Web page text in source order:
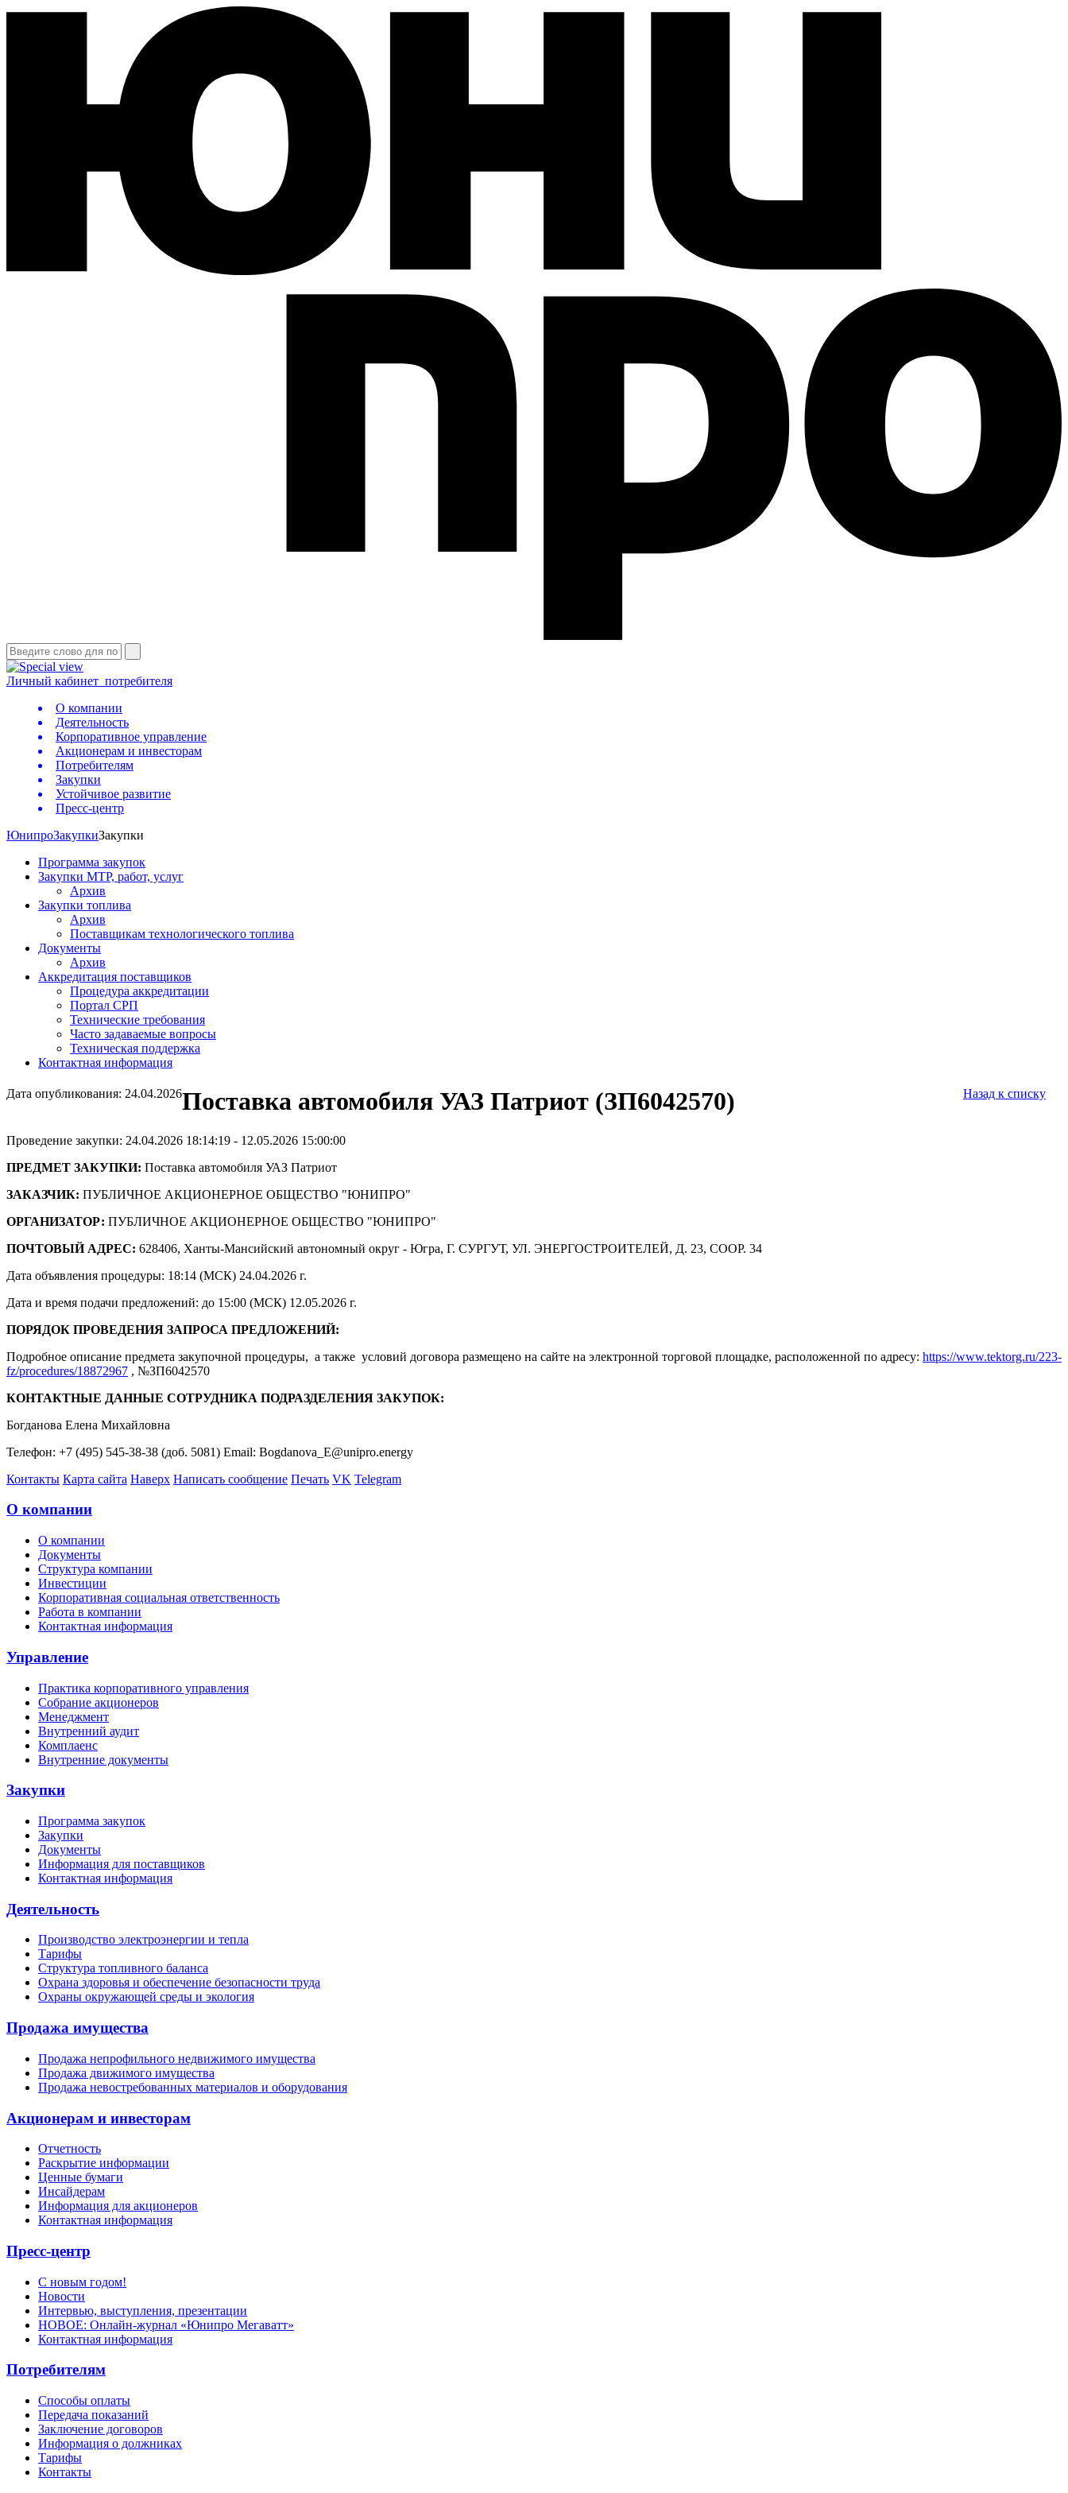
Личный кабинет потребителя
О компании
Деятельность
Корпоративное управление
Акционерам и инвесторам
Потребителям
Закупки
Устойчивое развитие
Пресс-центр
ЮнипроЗакупкиЗакупки
Программа закупок
Закупки МТР, работ, услуг
Архив
Закупки топлива
Архив
Поставщикам технологического топлива
Документы
Архив
Аккредитация поставщиков
Процедура аккредитации
Портал СРП
Технические требования
Часто задаваемые вопросы
Техническая поддержка
Контактная информация
Дата опубликования: 24.04.2026 Назад к списку
Поставка автомобиля УАЗ Патриот (ЗП6042570)
Проведение закупки: 24.04.2026 18:14:19 - 12.05.2026 15:00:00
ПРЕДМЕТ ЗАКУПКИ: Поставка автомобиля УАЗ Патриот
ЗАКАЗЧИК: ПУБЛИЧНОЕ АКЦИОНЕРНОЕ ОБЩЕСТВО "ЮНИПРО"
ОРГАНИЗАТОР: ПУБЛИЧНОЕ АКЦИОНЕРНОЕ ОБЩЕСТВО "ЮНИПРО"
ПОЧТОВЫЙ АДРЕС: 628406, Ханты-Мансийский автономный округ - Югра, Г. СУРГУТ, УЛ. ЭНЕРГОСТРОИТЕЛЕЙ, Д. 23, СООР. 34
Дата объявления процедуры: 18:14 (МСК) 24.04.2026 г.
Дата и время подачи предложений: до 15:00 (МСК) 12.05.2026 г.
ПОРЯДОК ПРОВЕДЕНИЯ ЗАПРОСА ПРЕДЛОЖЕНИЙ:
Подробное описание предмета закупочной процедуры, а также условий договора размещено на сайте на электронной торговой площадке, расположенной по адресу: https://www.tektorg.ru/223-
fz/procedures/18872967 , №ЗП6042570
КОНТАКТНЫЕ ДАННЫЕ СОТРУДНИКА ПОДРАЗДЕЛЕНИЯ ЗАКУПОК:
Богданова Елена Михайловна
Телефон: +7 (495) 545-38-38 (доб. 5081) Email: Bogdanova_E@unipro.energy
Контакты Карта сайта Наверх Написать сообщение Печать VK Telegram
О компании
О компании
Документы
Структура компании
Инвестиции
Корпоративная социальная ответственность
Работа в компании
Контактная информация
Управление
Практика корпоративного управления
Собрание акционеров
Менеджмент
Внутренний аудит
Комплаенс
Внутренние документы
Закупки
Программа закупок
Закупки
Документы
Информация для поставщиков
Контактная информация
Деятельность
Производство электроэнергии и тепла
Тарифы
Структура топливного баланса
Охрана здоровья и обеспечение безопасности труда
Охраны окружающей среды и экология
Продажа имущества
Продажа непрофильного недвижимого имущества
Продажа движимого имущества
Продажа невостребованных материалов и оборудования
Акционерам и инвесторам
Отчетность
Раскрытие информации
Ценные бумаги
Инсайдерам
Информация для акционеров
Контактная информация
Пресс-центр
С новым годом!
Новости
Интервью, выступления, презентации
НОВОЕ: Онлайн-журнал «Юнипро Мегаватт»
Контактная информация
Потребителям
Способы оплаты
Передача показаний
Заключение договоров
Информация о должниках
Тарифы
Контакты